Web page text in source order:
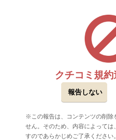
クチコミ規
この報告は、コンテンツの削除
せん。そのため、内容によっては
すのであらかじめご了承ください。